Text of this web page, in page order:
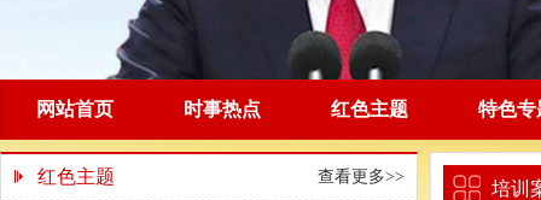
网站首页 时事热点 红色主题 特色专
红色主题 查看更多>>
培训